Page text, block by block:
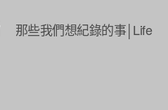
那些我們想紀錄的事│Life